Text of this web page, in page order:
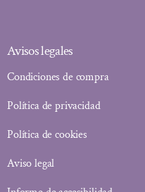
Avisos legales
Condiciones de compra
Política de privacidad
Política de cookies
Aviso legal